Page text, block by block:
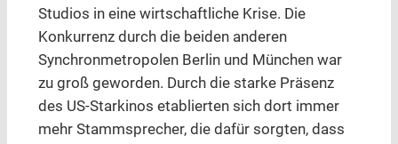
Studios in eine wirtschaftliche Krise. Die
Konkurrenz durch die beiden anderen
Synchronmetropolen Berlin und München war
zu groß geworden. Durch die starke Präsenz
des US-Starkinos etablierten sich dort immer
mehr Stammsprecher, die dafür sorgten, dass